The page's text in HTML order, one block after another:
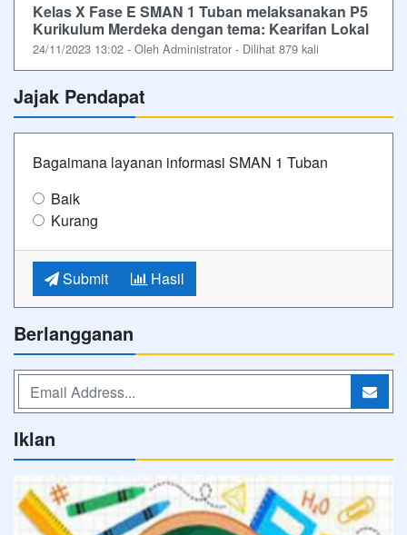
Kelas X Fase E SMAN 1 Tuban melaksanakan P5
Kurikulum Merdeka dengan tema: Kearifan Lokal
24/11/2023 13:02 - Oleh Administrator - Dilihat 879 kali
Jajak Pendapat
Bagaimana layanan informasi SMAN 1 Tuban
Baik
Kurang
Submit Hasil
Berlangganan
Iklan